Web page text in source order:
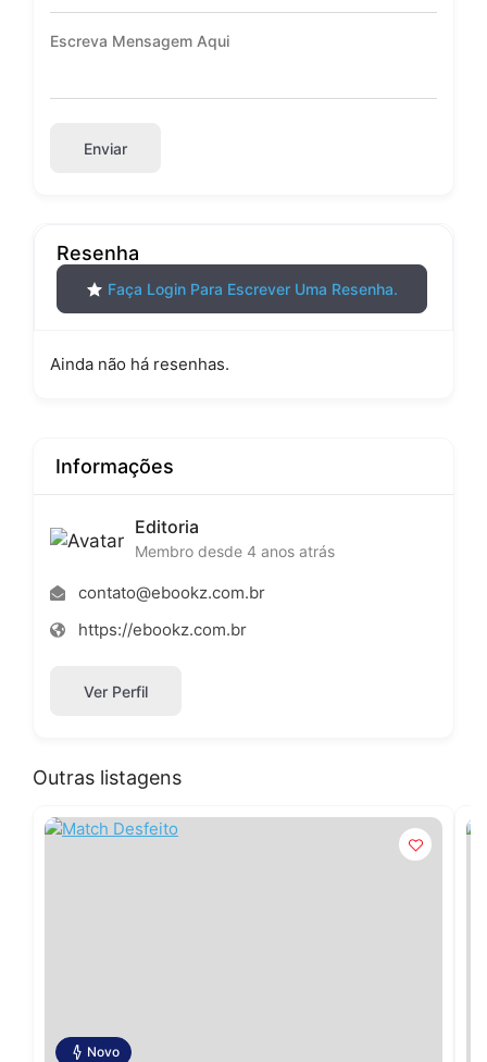
Enviar
Resenha
Faça Login Para Escrever Uma Resenha.
Ainda não há resenhas.
Informações
Editoria
Membro desde 4 anos atrás
contato@ebookz.com.br
https://ebookz.com.br
Ver Perfil
Outras listagens
Novo